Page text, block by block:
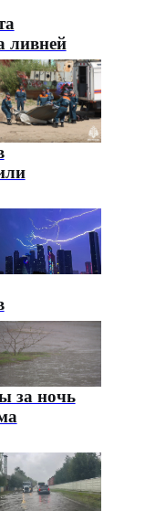
ливней
за ночь